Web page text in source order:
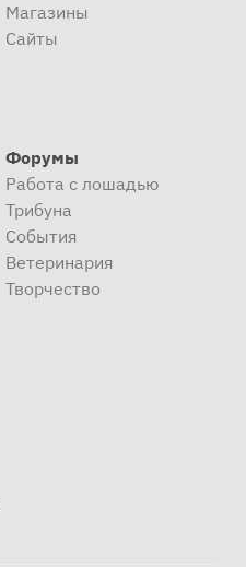
Магазины
Сайты
Форумы
Работа с лошадью
Трибуна
События
Ветеринария
Творчество